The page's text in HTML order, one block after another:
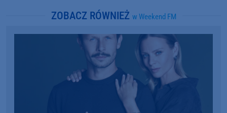
ZOBACZ RÓWNIEŻ w Weekend FM